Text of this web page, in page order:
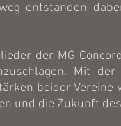
entstanden
der MG
Mit
beider
und die Zukunft